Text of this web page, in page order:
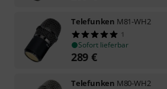
Telefunken M81-WH2
1
Sofort lieferbar
289 €
Telefunken M80-WH2